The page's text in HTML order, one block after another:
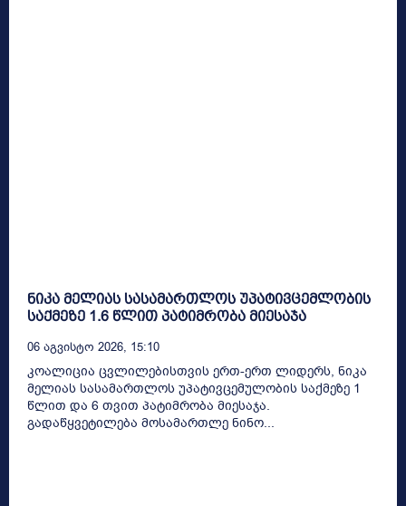
ნიკა მელიას სასამართლოს უპატივცემლობის
საქმეზე 1.6 წლით პატიმრობა მიესაჯა
06 Აგვისტო 2026, 15:10
კოალიცია ცვლილებისთვის ერთ-ერთ ლიდერს, ნიკა
მელიას სასამართლოს უპატივცემულობის საქმეზე 1
წლით და 6 თვით პატიმრობა მიესაჯა.
გადაწყვეტილება მოსამართლე ნინო...